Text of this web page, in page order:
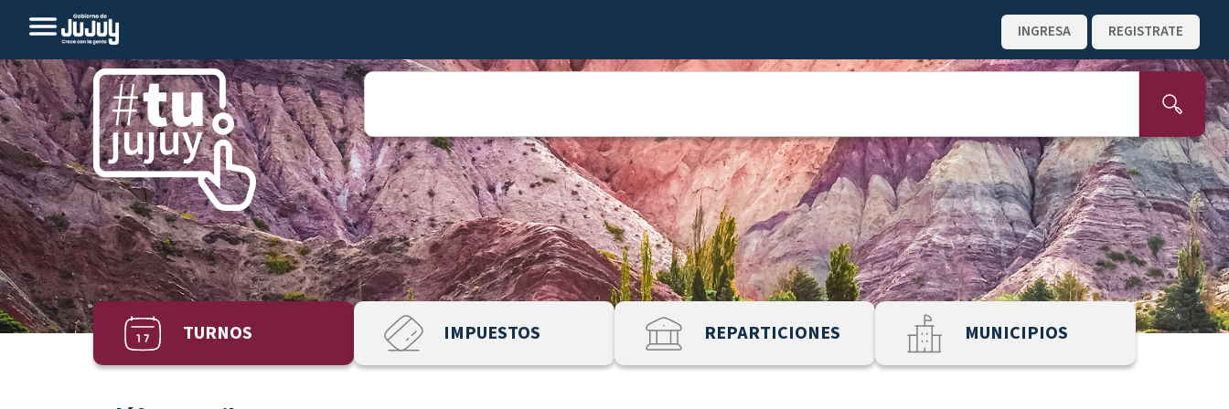
INGRESA REGISTRATE
TURNOS IMPUESTOS REPARTICIONES MUNICIPIOS